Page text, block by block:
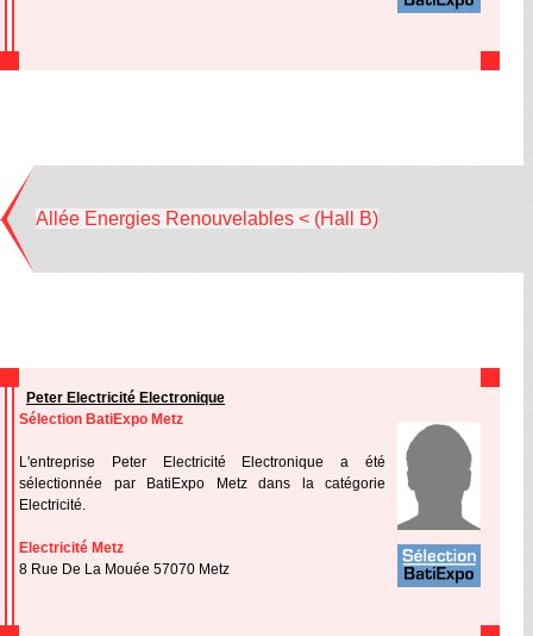
Allée Energies Renouvelables < (Hall B)
Peter Electricité Electronique
Sélection BatiExpo Metz
L'entreprise Peter Electricité Electronique a été
sélectionnée par BatiExpo Metz dans la catégorie
Electricité.
Electricité Metz
8 Rue De La Mouée 57070 Metz